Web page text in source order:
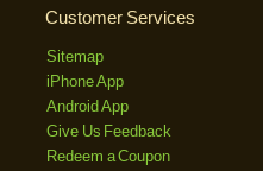
Customer Services
Sitemap
iPhone App
Android App
Give Us Feedback
Redeem a Coupon